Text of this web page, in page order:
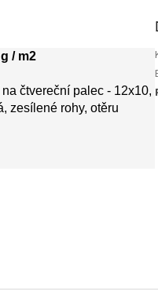
/ m2
čtvereční palec - 12x10,
zesílené rohy, otěru